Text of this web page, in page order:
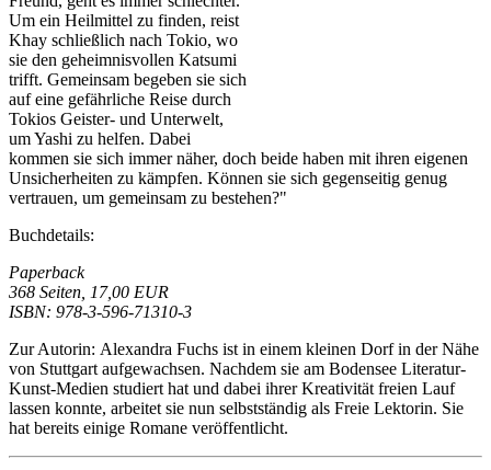
Um ein Heilmittel zu finden, reist
Khay schließlich nach Tokio, wo
sie den geheimnisvollen Katsumi
trifft. Gemeinsam begeben sie sich
auf eine gefährliche Reise durch
Tokios Geister- und Unterwelt,
um Yashi zu helfen. Dabei
kommen sie sich immer näher, doch beide haben mit ihren eigenen
Unsicherheiten zu kämpfen. Können sie sich gegenseitig genug
vertrauen, um gemeinsam zu bestehen?"
Buchdetails:
Paperback
368 Seiten, 17,00 EUR
ISBN: 978-3-596-71310-3
Zur Autorin: Alexandra Fuchs ist in einem kleinen Dorf in der Nähe
von Stuttgart aufgewachsen. Nachdem sie am Bodensee Literatur-
Kunst-Medien studiert hat und dabei ihrer Kreativität freien Lauf
lassen konnte, arbeitet sie nun selbstständig als Freie Lektorin. Sie
hat bereits einige Romane veröffentlicht.